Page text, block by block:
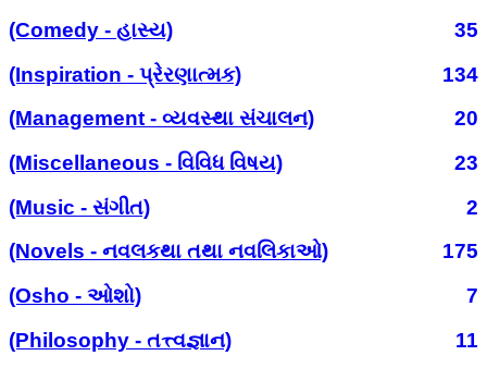
(Comedy - હાસ્ય)
35
(Inspiration - પ્રેરણાત્મક)
134
(Management - વ્યવસ્થા સંચાલન)
20
(Miscellaneous - વિવિધ વિષય)
23
(Music - સંગીત)
2
(Novels - નવલકથા તથા નવલિકાઓ)
175
(Osho - ઓશો)
7
(Philosophy - તત્ત્વજ્ઞાન)
11